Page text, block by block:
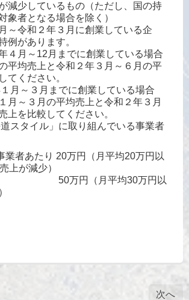
減少しているもの（ただし、国の持
象者となる場合を除く）
～令和２年３月に創業している企
例があります。
月～12月までに創業している場合
平均売上と令和２年３月～６月の平
てください。
～３月までに創業している場合
月～３月の平均売上と令和２年３月
上を比較してください。
タイル」に取り組んでいる事業者
者あたり 20万円（月平均20万円以
上が減少）
（月平均30万円以
次へ